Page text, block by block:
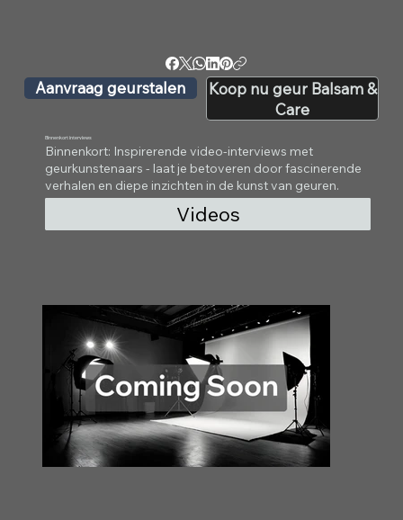
Aanvraag geurstalen
Koop nu geur Balsam &
Care
Binnenkort interviews
Binnenkort: Inspirerende video-interviews met
geurkunstenaars - laat je betoveren door fascinerende
verhalen en diepe inzichten in de kunst van geuren.
Videos